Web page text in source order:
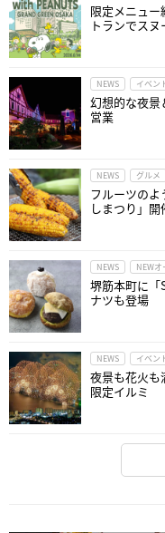
限定メニュー
トランでス
NEWS イベン
幻想的な夜景
営業
NEWS グルメ
フルーツの
しまつり」開
NEWS NEWオ
堺筋本町に「
ナツも登場
NEWS イベン
夜景も花火も
限定イルミ